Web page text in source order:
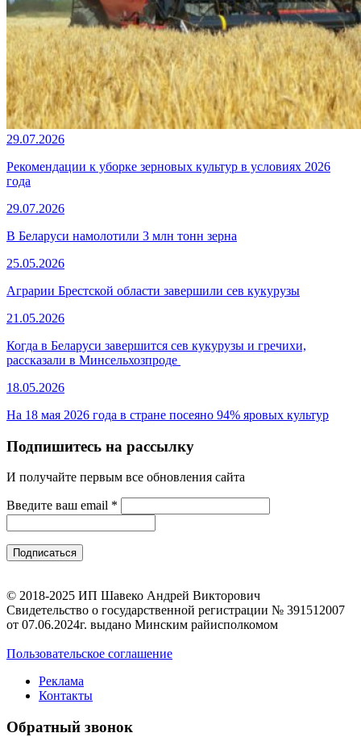
29.07.2026
Рекомендации к уборке зерновых культур в условиях 2026
года
29.07.2026
В Беларуси намолотили 3 млн тонн зерна
25.05.2026
Аграрии Брестской области завершили сев кукурузы
21.05.2026
Когда в Беларуси завершится сев кукурузы и гречихи,
рассказали в Минсельхозпроде
18.05.2026
На 18 мая 2026 года в стране посеяно 94% яровых культур
Подпишитесь на рассылку
И получайте первым все обновления сайта
Введите ваш email *
© 2018-2025 ИП Шавеко Андрей Викторович
Свидетельство о государственной регистрации № 391512007
от 07.06.2024г. выдано Минским райисполкомом
Пользовательское соглашение
Реклама
Контакты
Обратный звонок